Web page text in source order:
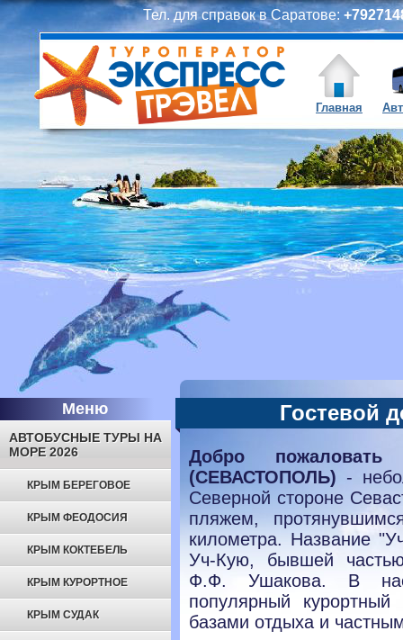
Тел. для справок в Саратове:
Главная
Меню
АВТОБУСНЫЕ ТУРЫ НА
МОРЕ 2026
КРЫМ БЕРЕГОВОЕ
КРЫМ ФЕОДОСИЯ
КРЫМ КОКТЕБЕЛЬ
КРЫМ КУРОРТНОЕ
КРЫМ СУДАК
Гостевой
Добро
(СЕВАСТОПОЛЬ) -
Северной стороне
пляжем,
километра. Название
Уч-Кую, бывшей
Ф.Ф. Ушакова. В
популярный
базами отдыха и